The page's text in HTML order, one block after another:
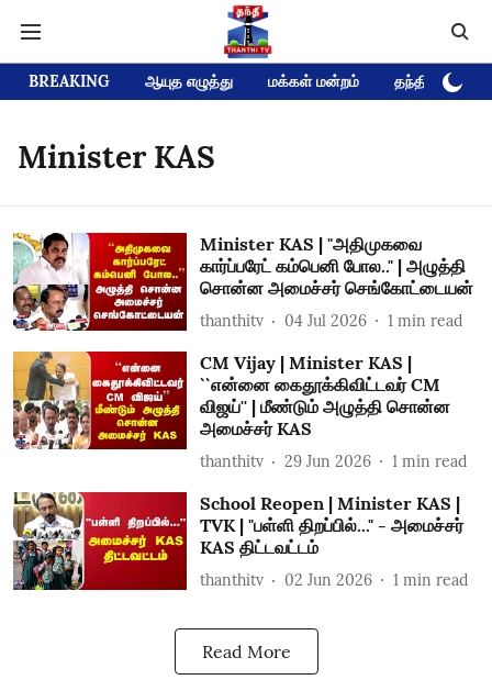
BREAKING ஆயுத எழுத்து மக்கள் மன்றம் தந்தி டிவி
Minister KAS
Minister KAS | "அதிமுகவை
கார்ப்பரேட் கம்பெனி போல.." | அழுத்தி
சொன்ன அமைச்சர் செங்கோட்டையன்
thanthitv 04 Jul 2026 1 min read
CM Vijay | Minister KAS |
``என்னை கைதூக்கிவிட்டவர் CM
விஜய்'' | மீண்டும் அழுத்தி சொன்ன
அமைச்சர் KAS
thanthitv 29 Jun 2026 1 min read
School Reopen | Minister KAS |
TVK | "பள்ளி திறப்பில்..." - அமைச்சர்
KAS திட்டவட்டம்
thanthitv 02 Jun 2026 1 min read
Read More